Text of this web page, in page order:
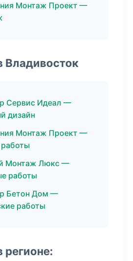
Монтаж Проект —
Владивосток
Сервис Идеал —
дизайн
Монтаж Проект —
Монтаж Люкс —
работы
Бетон Дом —
работы
регионе: